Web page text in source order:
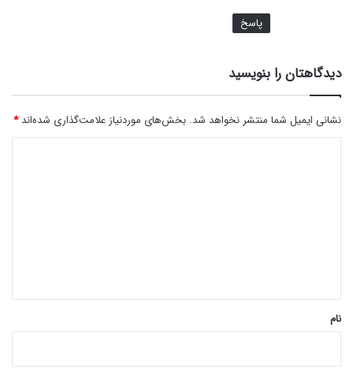
پاسخ
دیدگاهتان را بنویسید
نشانی ایمیل شما منتشر نخواهد شد. بخش‌های موردنیاز علامت‌گذاری شده‌اند*
نام